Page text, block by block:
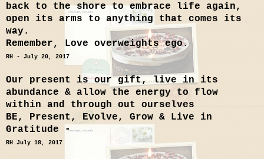
back to the shore to embrace life again,
open its arms to anything that comes its
way.
Remember, Love overweights ego.
RH - July 20, 2017
Our present is our gift, live in its
abundance & allow the energy to flow
within and through out ourselves
BE, Present, Evolve, Grow & Live in
Gratitude -
RH July 18, 2017